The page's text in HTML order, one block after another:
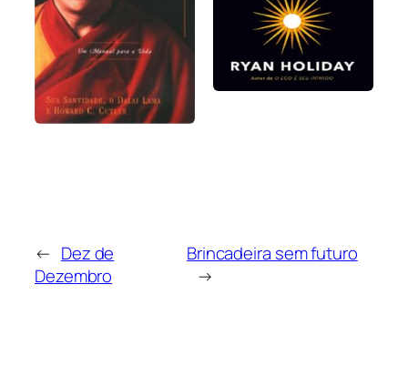
← Dez de
Dezembro
Brincadeira sem futuro
→